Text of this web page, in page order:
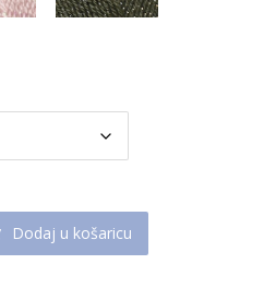
Dodaj u košaricu